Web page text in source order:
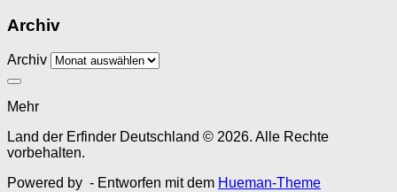
Archiv
Archiv
Mehr
Land der Erfinder Deutschland © 2026. Alle Rechte
vorbehalten.
Powered by - Entworfen mit dem Hueman-Theme